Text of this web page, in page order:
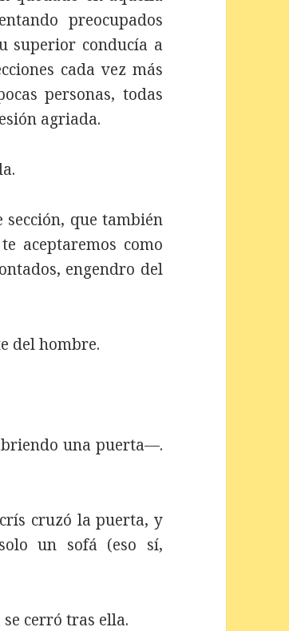
preocupados
superior conducía a
cada vez más
personas, todas
agriada.
que también
aceptaremos como
engendro del
del hombre.
una puerta—.
cruzó la puerta, y
un sofá (eso sí,
cerró tras ella.